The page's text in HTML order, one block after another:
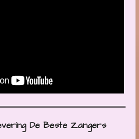
De Beste Zangers